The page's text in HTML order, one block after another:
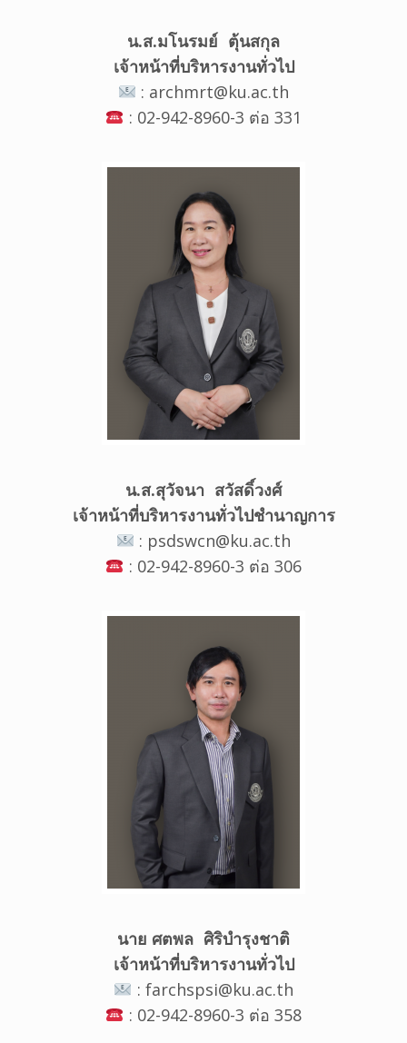
น.ส.มโนรมย์ ตุ้นสกุล
เจ้าหน้าที่บริหารงานทั่วไป
: archmrt@ku.ac.th
: 02-942-8960-3 ต่อ 331
น.ส.สุวัจนา สวัสดิ์วงศ์
เจ้าหน้าที่บริหารงานทั่วไปชำนาญการ
: psdswcn@ku.ac.th
: 02-942-8960-3 ต่อ 306
นาย ศตพล ศิริบำรุงชาติ
เจ้าหน้าที่บริหารงานทั่วไป
: farchspsi@ku.ac.th
: 02-942-8960-3 ต่อ 358